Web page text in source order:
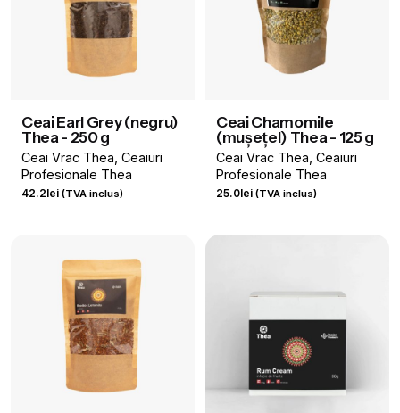
Ceai Earl Grey (negru)
Thea - 250 g
Ceai Vrac Thea Ceaiuri
Profesionale Thea
42.2lei (TVA inclus)
Ceai Chamomile
(mușețel) Thea - 125 g
Ceai Vrac Thea Ceaiuri
Profesionale Thea
25.0lei (TVA inclus)